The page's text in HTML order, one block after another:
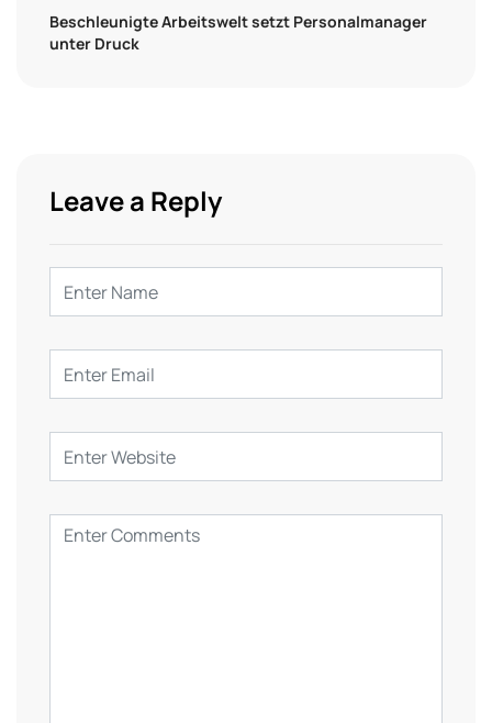
Beschleunigte Arbeitswelt setzt Personalmanager
unter Druck
Leave a Reply